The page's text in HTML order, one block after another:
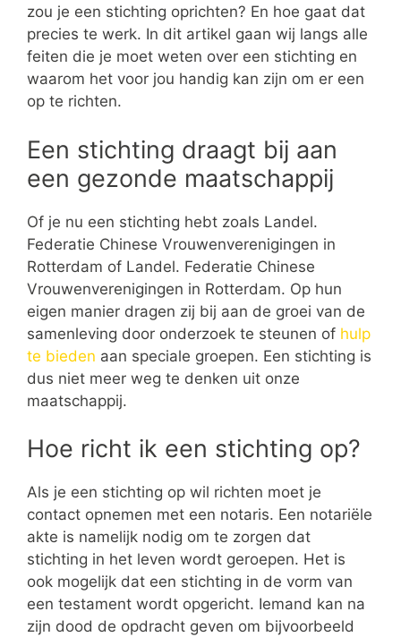
zou je een stichting oprichten? En hoe gaat dat
precies te werk. In dit artikel gaan wij langs alle
feiten die je moet weten over een stichting en
waarom het voor jou handig kan zijn om er een
op te richten.
Een stichting draagt bij aan
een gezonde maatschappij
Of je nu een stichting hebt zoals Landel.
Federatie Chinese Vrouwenverenigingen in
Rotterdam of Landel. Federatie Chinese
Vrouwenverenigingen in Rotterdam. Op hun
eigen manier dragen zij bij aan de groei van de
samenleving door onderzoek te steunen of hulp
te bieden aan speciale groepen. Een stichting is
dus niet meer weg te denken uit onze
maatschappij.
Hoe richt ik een stichting op?
Als je een stichting op wil richten moet je
contact opnemen met een notaris. Een notariële
akte is namelijk nodig om te zorgen dat
stichting in het leven wordt geroepen. Het is
ook mogelijk dat een stichting in de vorm van
een testament wordt opgericht. Iemand kan na
zijn dood de opdracht geven om bijvoorbeeld